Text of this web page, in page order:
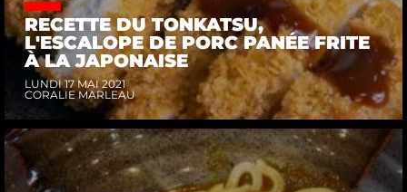
RECETTE DU TONKATSU,
L'ESCALOPE DE PORC PANÉE FRITE
À LA JAPONAISE
LUNDI 17 MAI 2021
CORALIE MARLEAU